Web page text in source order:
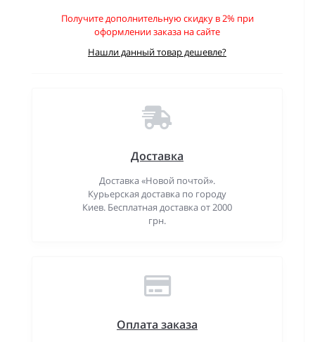
Получите дополнительную скидку в 2% при
оформлении заказа на сайте
Нашли данный товар дешевле?
Доставка
Доставка «Новой почтой».
Курьерская доставка по городу
Киев. Бесплатная доставка от 2000
грн.
Оплата заказа